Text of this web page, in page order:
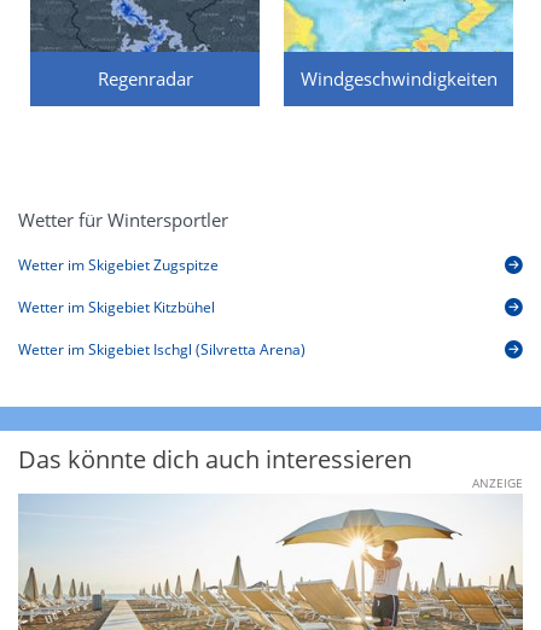
Regenradar Windgeschwindigkeiten
Wetter für Wintersportler
Wetter im Skigebiet Zugspitze
Wetter im Skigebiet Kitzbühel
Wetter im Skigebiet Ischgl (Silvretta Arena)
Das könnte dich auch interessieren
ANZEIGE